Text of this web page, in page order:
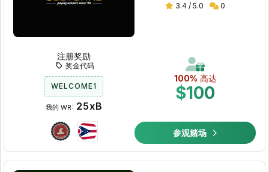
3.4 / 5.0 0
100% 高达
$100
注册奖励
奖金代码
WELCOME1
我的 WR: 25xB
参观赌场